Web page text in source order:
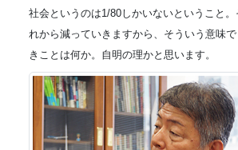
社会というのは1/80しかいないということ。
れから減っていきますから、そういう意味
きことは何か。自明の理かと思います。